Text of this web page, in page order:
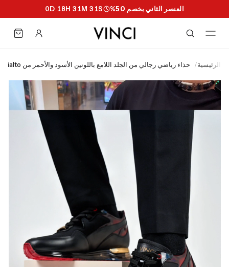
العنصر الثاني بخصم 50% 0D 18H 31M 30S
الرئيسية/ حذاء رياضي رجالي من الجلد اللامع باللونين الأسود والأحمر من rialto